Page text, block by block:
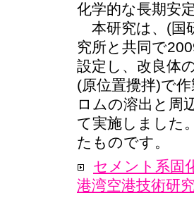
化学的な長期安
本研究は、(国
究所と共同で
設定し、改良体
(原位置攪拌)で
ロムの溶出と周
て実施しました
たものです。
セメント系固
港湾空港技術研